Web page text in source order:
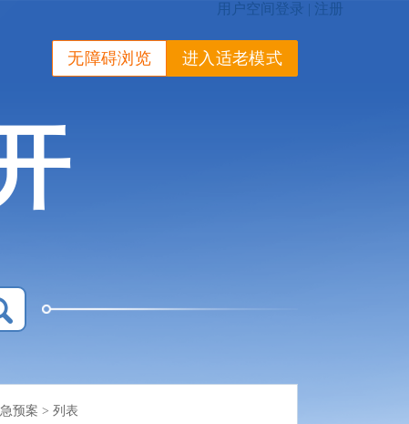
无障碍浏览 进入适老模式
预案 > 列表